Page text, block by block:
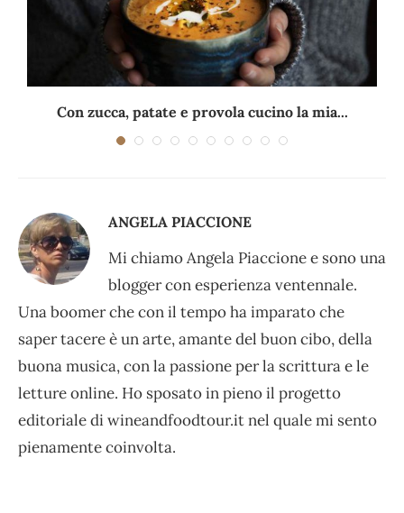
Con zucca, patate e provola cucino la mia...
ANGELA PIACCIONE
Mi chiamo Angela Piaccione e sono una
blogger con esperienza ventennale.
Una boomer che con il tempo ha imparato che
saper tacere è un arte, amante del buon cibo, della
buona musica, con la passione per la scrittura e le
letture online. Ho sposato in pieno il progetto
editoriale di wineandfoodtour.it nel quale mi sento
pienamente coinvolta.